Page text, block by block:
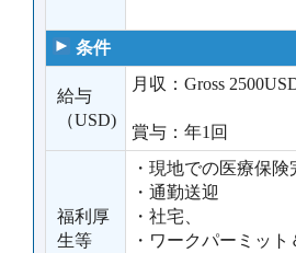
条件
給与
（USD)
月収：Gross
賞与：年1回
福利厚
生等
・現地での医療保険
・通勤送迎
・社宅、
・ワークパーミッ